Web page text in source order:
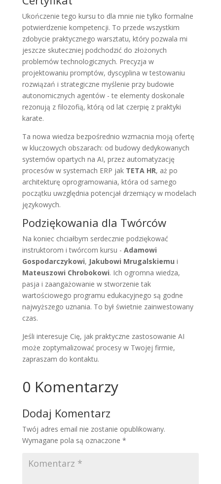
Ukończenie tego kursu to dla mnie nie tylko formalne
potwierdzenie kompetencji. To przede wszystkim
zdobycie praktycznego warsztatu, który pozwala mi
jeszcze skuteczniej podchodzić do złożonych
problemów technologicznych. Precyzja w
projektowaniu promptów, dyscyplina w testowaniu
rozwiązań i strategiczne myślenie przy budowie
autonomicznych agentów - te elementy doskonale
rezonują z filozofią, którą od lat czerpię z praktyki
karate.
Ta nowa wiedza bezpośrednio wzmacnia moją ofertę
w kluczowych obszarach: od budowy dedykowanych
systemów opartych na AI, przez automatyzację
procesów w systemach ERP jak TETA HR, aż po
architekturę oprogramowania, która od samego
początku uwzględnia potencjał drzemiący w modelach
językowych.
Podziękowania dla Twórców
Na koniec chciałbym serdecznie podziękować
instruktorom i twórcom kursu - Adamowi
Gospodarczykowi, Jakubowi Mrugalskiemu i
Mateuszowi Chrobokowi. Ich ogromna wiedza,
pasja i zaangażowanie w stworzenie tak
wartościowego programu edukacyjnego są godne
najwyższego uznania. To był świetnie zainwestowany
czas.
Jeśli interesuje Cię, jak praktyczne zastosowanie AI
może zoptymalizować procesy w Twojej firmie,
zapraszam do kontaktu.
0 Komentarzy
Dodaj Komentarz
Twój adres email nie zostanie opublikowany.
Wymagane pola są oznaczone *